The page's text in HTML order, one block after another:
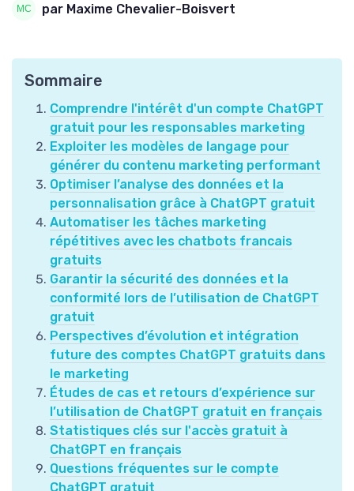
par Maxime Chevalier-Boisvert
Sommaire
Comprendre l'intérêt d'un compte ChatGPT
gratuit pour les responsables marketing
Exploiter les modèles de langage pour
générer du contenu marketing performant
Optimiser l’analyse des données et la
personnalisation grâce à ChatGPT gratuit
Automatiser les tâches marketing
répétitives avec les chatbots francais
gratuits
Garantir la sécurité des données et la
conformité lors de l’utilisation de ChatGPT
gratuit
Perspectives d’évolution et intégration
future des comptes ChatGPT gratuits dans
le marketing
Études de cas et retours d’expérience sur
l’utilisation de ChatGPT gratuit en français
Statistiques clés sur l'accès gratuit à
ChatGPT en français
Questions fréquentes sur le compte
ChatGPT gratuit